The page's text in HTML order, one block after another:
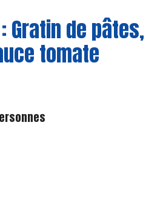
Gratin de pâtes,
tomate